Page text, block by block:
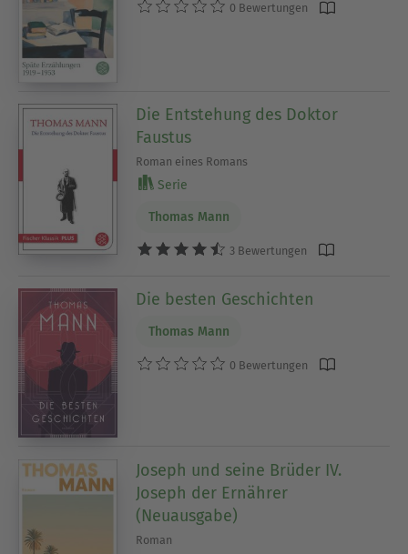
0 Bewertungen
Die Entstehung des Doktor
Faustus
Roman eines Romans
Serie
Thomas Mann
3 Bewertungen
Die besten Geschichten
Thomas Mann
0 Bewertungen
Joseph und seine Brüder IV.
Joseph der Ernährer
(Neuausgabe)
Roman